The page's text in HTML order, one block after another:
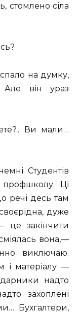
стомлено сіла
на думку,
він ураз
Ви мали…
Студентів
Ці
речі десь там
дуже
це закінчити
вона,—
виключаю.
і матеріалу —
надто
захоплені
Бухгалтери,